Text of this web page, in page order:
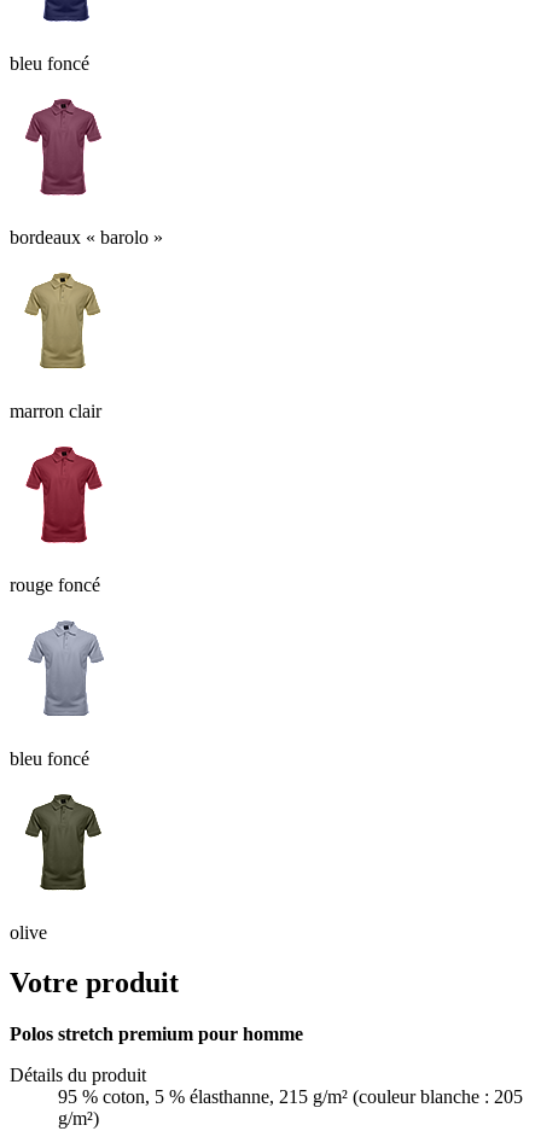
bleu foncé
bordeaux « barolo »
marron clair
rouge foncé
bleu foncé
olive
Votre produit
Polos stretch premium pour homme
Détails du produit
95 % coton, 5 % élasthanne, 215 g/m² (couleur blanche : 205
g/m²)